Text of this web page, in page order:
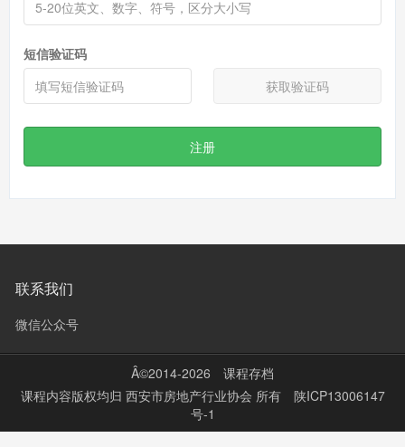
短信验证码
获取验证码
注册
联系我们
微信公众号
Â©2014-2026
课程存档
课程内容版权均归 西安市房地产行业协会 所有
陕ICP13006147
号-1